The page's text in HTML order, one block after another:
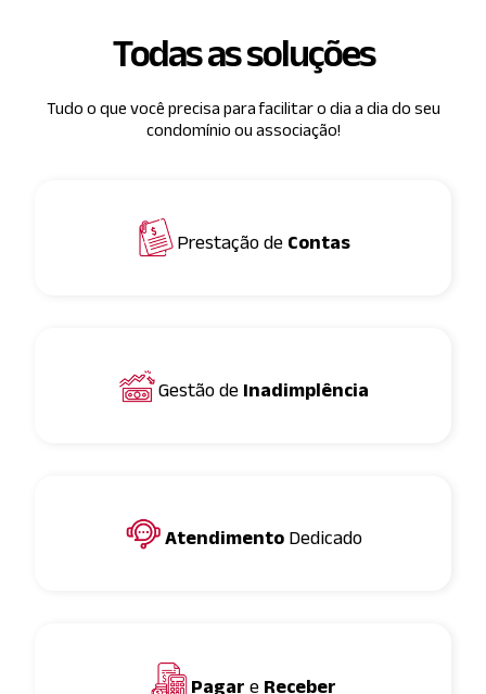
Todas as soluções
Tudo o que você precisa para facilitar o dia a dia do seu
condomínio ou associação!
Prestação de Contas
Gestão de Inadimplência
Atendimento Dedicado
Pagar e Receber